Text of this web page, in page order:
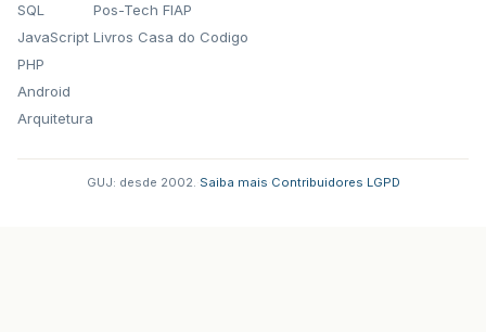
SQL
JavaScript
PHP
Android
Arquitetura
Pos-Tech FIAP
Livros Casa do Codigo
GUJ: desde 2002. Saiba mais Contribuidores LGPD